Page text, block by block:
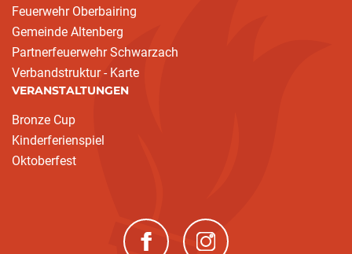
Feuerwehr Oberbairing
Gemeinde Altenberg
Partnerfeuerwehr Schwarzach
Verbandstruktur - Karte
VERANSTALTUNGEN
Bronze Cup
Kinderferienspiel
Oktoberfest